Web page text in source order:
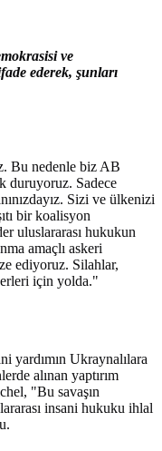
ve
ederek, şunları
Bu nedenle biz AB
duruyoruz. Sadece
Sizi ve ülkenizi
bir koalisyon
uluslararası hukukun
amaçlı askeri
ediyoruz. Silahlar,
için yolda."
yardımın Ukraynalılara
alınan yaptırım
"Bu savaşın
insani hukuku ihlal